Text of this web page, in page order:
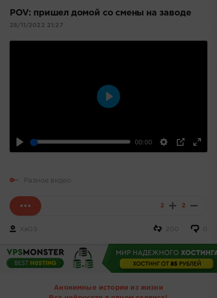
POV: пришел домой со смены на заводе
28/11/2022 21:27
00:00
Воспроизвести
Разное видео
2 2
XaOS 0
200
Анонимные истории из жизни